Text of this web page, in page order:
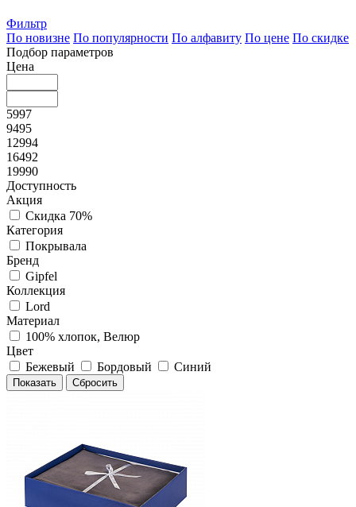
Фильтр
По новизне По популярности По алфавиту По цене По скидке
Подбор параметров
Цена
5997
9495
12994
16492
19990
Доступность
Акция
Скидка 70%
Категория
Покрывала
Бренд
Gipfel
Коллекция
Lord
Материал
100% хлопок, Велюр
Цвет
Бежевый
Бордовый Синий